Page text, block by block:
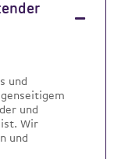
und
und
Wir
und